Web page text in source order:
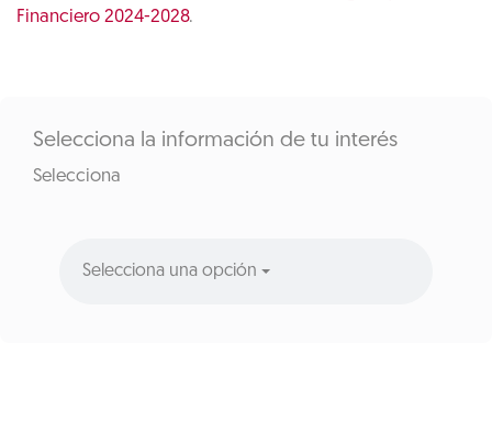
Financiero 2024-2028.
Selecciona la información de tu interés
Selecciona
Selecciona una opción